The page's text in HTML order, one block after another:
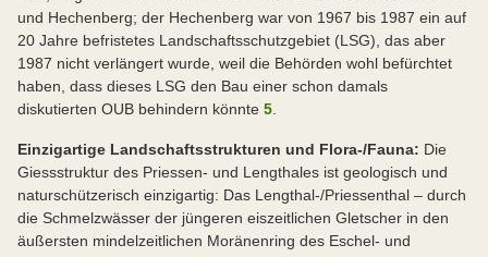
und Hechenberg; der Hechenberg war von 1967 bis 1987 ein auf
20 Jahre befristetes Landschaftsschutzgebiet (LSG), das aber
1987 nicht verlängert wurde, weil die Behörden wohl befürchtet
haben, dass dieses LSG den Bau einer schon damals
diskutierten OUB behindern könnte 5
Einzigartige Landschaftsstrukturen und Flora-/Fauna: Die
Giessstruktur des Priessen- und Lengthales ist geologisch und
naturschützerisch einzigartig: Das Lengthal-/Priessenthal – durch
die Schmelzwässer der jüngeren eiszeitlichen Gletscher in den
äußersten mindelzeitlichen Moränenring des Eschel- und